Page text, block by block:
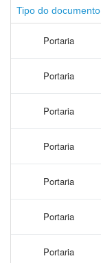
Tipo do documento
Portaria
Portaria
Portaria
Portaria
Portaria
Portaria
Portaria